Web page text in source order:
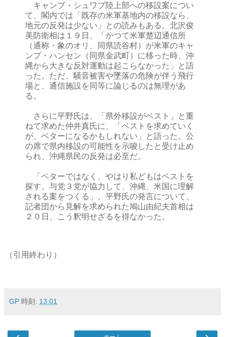
キャンプ・シュワブ陸上部への移設案につい
て、閣内では「既存の米軍基地内の移設なら、
地元の反発は少ない」との読みもある。北沢俊
美防衛相は１９日、「かつて米軍楚辺通信所
（通称・象のオリ、同県読谷村）が米軍のキャ
ンプ・ハンセン（同県金武町）に移った時、沖
縄から大きな反対運動は起こらなかった」と語
った。ただ、騒音被害や墜落の危険が伴う飛行
場と、通信施設を同等に論じるのは無理があ
る。
さらに平野氏は、「県外移設がベスト」と重
ねて求めた仲井真氏に、「ベストを求めていく
が、ベターになるかもしれない」と語った。公
の席で県内移設の可能性を示唆したと受け止め
られ、沖縄県民の反発は必至だ。
「ベターではなく、やはり私どもはベストを
探す。与党３党が協力して、沖縄、米国に理解
される案をつくる」。平野氏の発言について、
記者団から見解を求められた鳩山由紀夫首相は
２０日、こう釈明せざるを得なかった。
（引用終わり）
GP 時刻: 13:01